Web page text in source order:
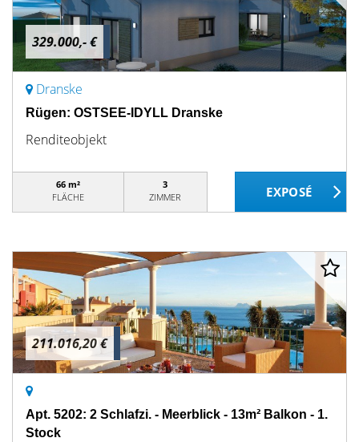
329.000,- €
Dranske
Rügen: OSTSEE-IDYLL Dranske
Renditeobjekt
66 m²
FLÄCHE
3
ZIMMER
211.016,20 €
Apt. 5202: 2 Schlafzi. - Meerblick - 13m² Balkon - 1.
Stock